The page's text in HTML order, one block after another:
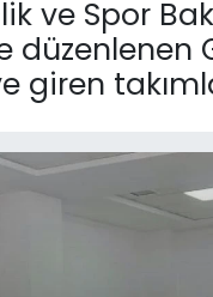
ve Spor
giren